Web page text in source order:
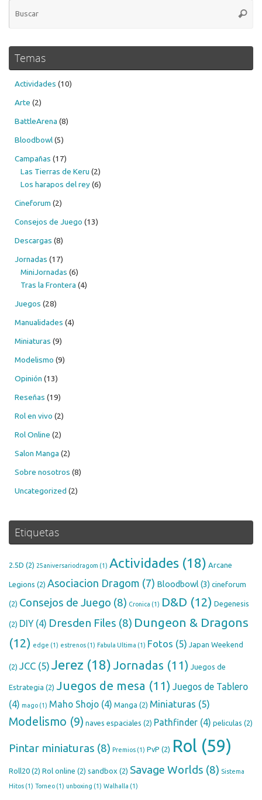
Temas
Actividades (10)
Arte (2)
BattleArena (8)
Bloodbowl(5)
Campañas (17)
Las Tierras de Keru (2)
Los harapos del rey(6)
Cineforum (2)
Consejos de Juego (13)
Descargas (8)
Jornadas (17)
MiniJornadas (6)
Tras la Frontera (4)
Juegos (28)
Manualidades (4)
Miniaturas (9)
Modelismo (9)
Opinión (13)
Reseñas (19)
Rol en vivo (2)
Rol Online (2)
Salon Manga (2)
Sobre nosotros (8)
Uncategorized (2)
Etiquetas
2.5D (2) 25aniversariodragom (1) Actividades (18) Arcane
Legions (2) Asociacion Dragom (7) Bloodbowl (3) cineforum
(2) Consejos de Juego (8) Cronica (1) D&D (12) Degenesis
(2) DIY(4) Dresden Files (8) Dungeon & Dragons
(12) edge (1) estrenos (1) Fabula Ultima (1) Fotos (5) Japan Weekend
(2) JCC (5) Jerez (18)Jornadas (11) Juegos de
Estrategia (2) Juegos de mesa (11) Juegos de Tablero
(4) mago (1) Maho Shojo (4) Manga (2) Miniaturas (5)
Modelismo (9) naves espaciales (2) Pathfinder (4) peliculas (2)
Pintar miniaturas (8) Premios (1) PvP (2) Rol (59)
Roll20 (2) Rol online (2) sandbox (2) Savage Worlds (8) Sistema
Hitos (1) Torneo (1) unboxing (1) Walhalla (1)